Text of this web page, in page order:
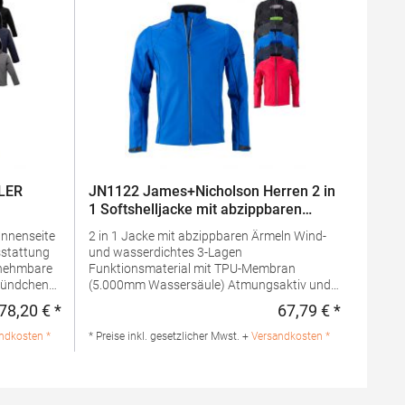
im
Regulärer Preis:
€ *
*
JN1122 James+Nicholson Herren 2 in
1 Softshelljacke mit abzippbaren
Ärmeln
2 in 1 Jacke mit abzippbaren Ärmeln Wind-
und wasserdichtes 3-Lagen
Funktionsmaterial mit TPU-Membran
(5.000mm Wassersäule) Atmungsaktiv und
Innenseite, kontrastfarbige Paspel an
Regulärer
67,79 € *
* Preise inkl. gesetzlicher Mwst. + Versandkosten *